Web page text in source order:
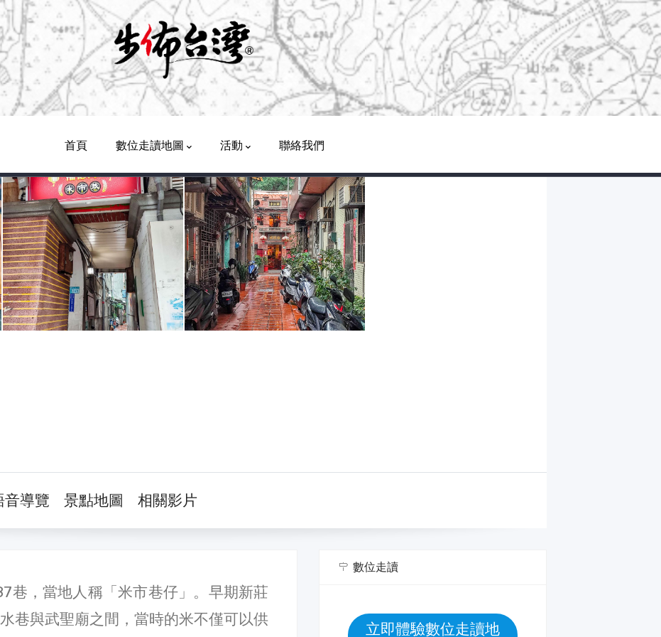
Navigation
首頁 數位走讀地圖 活動 聯絡我們
音導覽 景點地圖 相關影片
巷，當地人稱「米市巷仔」。早期新莊
巷與武聖廟之間，當時的米不僅可以供
數位走讀
立即體驗數位走讀地